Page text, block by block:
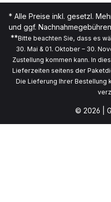
* Alle Preise inkl. gesetzl.
und ggf.
**Bitte beachten Sie, dass es
30. Mai & 01. Oktober – 30.
Zustellung kommen kann. In
Lieferzeiten seitens der
Die Lieferung Ihrer Bestellung
© 2026 |